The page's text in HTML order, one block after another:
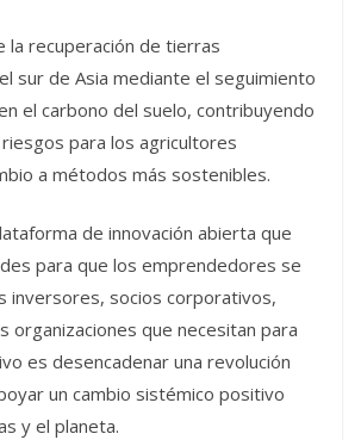
la recuperación de tierras
sur de Asia mediante el seguimiento
el carbono del suelo, contribuyendo
para los agricultores
a métodos más sostenibles.
de innovación abierta que
para que los emprendedores se
inversores, socios corporativos,
organizaciones que necesitan para
es desencadenar una revolución
un cambio sistémico positivo
y el planeta.